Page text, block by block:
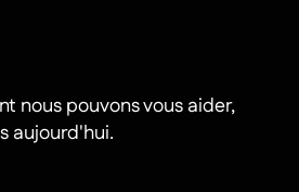
nous pouvons vous aider,
aujourd'hui.